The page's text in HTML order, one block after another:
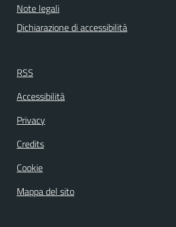
Note legali
Dichiarazione di accessibilità
RSS
Accessibilità
Privacy
Credits
Cookie
Mappa del sito